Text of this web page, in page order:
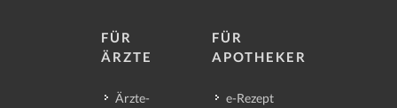
FÜR
ÄRZTE
Ärzte-
FÜR
APOTHEKER
e-Rezept